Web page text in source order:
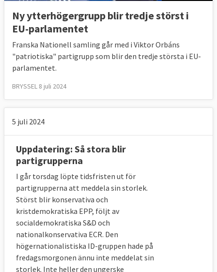
Ny ytterhögergrupp blir tredje störst i
EU-parlamentet
Franska Nationell samling går med i Viktor Orbáns
"patriotiska" partigrupp som blir den tredje största i EU-
parlamentet.
BRYSSEL 8 juli 2024
5 juli 2024
Uppdatering: Så stora blir
partigrupperna
I går torsdag löpte tidsfristen ut för
partigrupperna att meddela sin storlek.
Störst blir konservativa och
kristdemokratiska EPP, följt av
socialdemokratiska S&D och
nationalkonservativa ECR. Den
högernationalistiska ID-gruppen hade på
fredagsmorgonen ännu inte meddelat sin
storlek. Inte heller den ungerske